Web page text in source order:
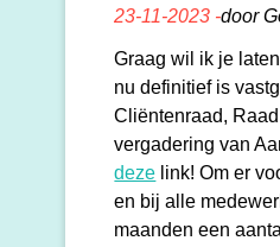
23-11-2023 -door
Graag wil ik je
nu definitief is
Cliëntenraad,
vergadering van
deze link! Om er
en bij alle
maanden een